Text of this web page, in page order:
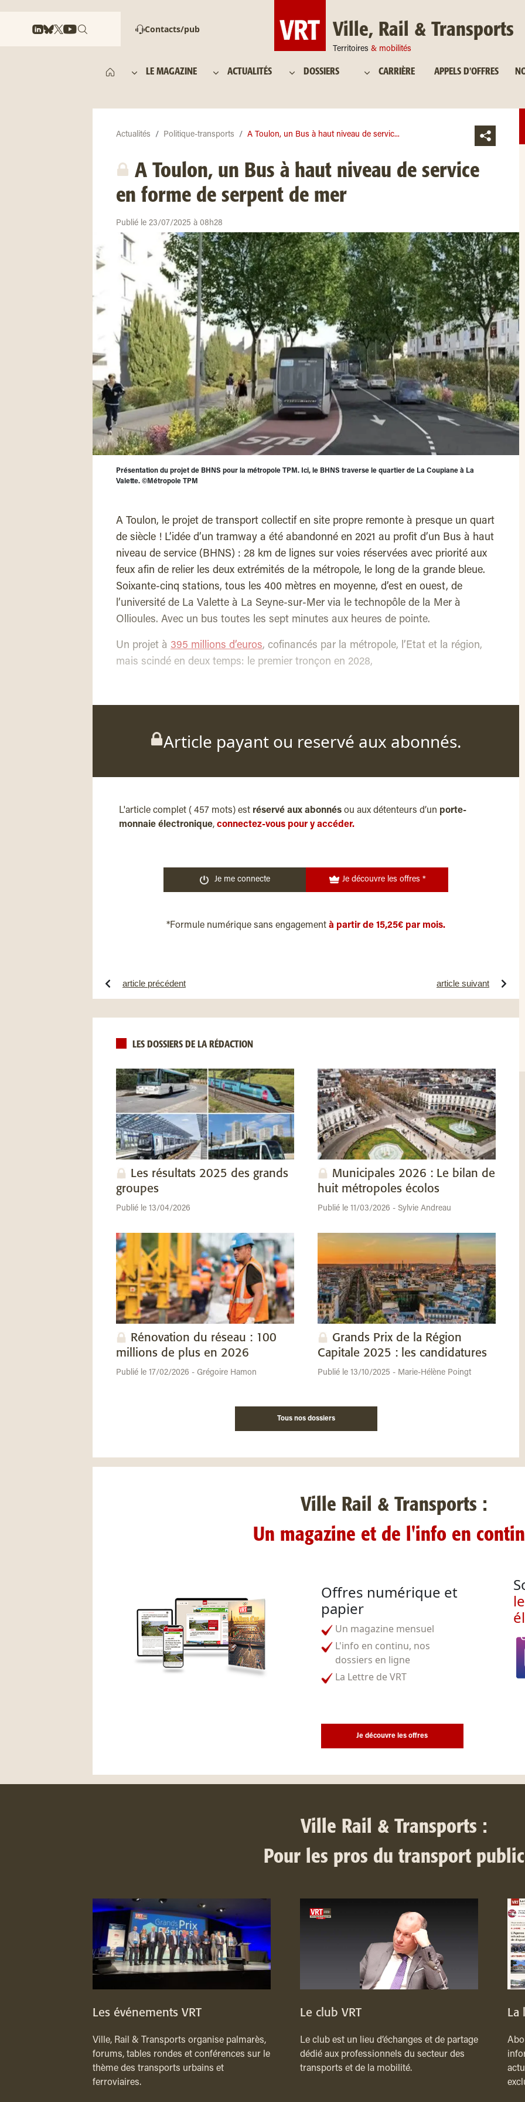
Contacts/pub Ville, Rail & Transports
Territoires & mobilités
LE MAGAZINE ACTUALITÉS DOSSIERS CARRIÈRE APPELS D'OFFRES
Actualités Politique-transports A Toulon, un Bus à haut niveau de servic...
A Toulon, un Bus à haut niveau de service
en forme de serpent de mer
Publié le 23/07/2025 à 08h28
Présentation du projet de BHNS pour la métropole TPM. Ici, le BHNS traverse le quartier de La Coupiane à La
Valette. ©Métropole TPM
A Toulon, le projet de transport collectif en site propre remonte à presque un quart
de siècle ! L’idée d’un tramway a été abandonné en 2021 au profit d’un Bus à haut
niveau de service (BHNS) : 28 km de lignes sur voies réservées avec priorité aux
feux afin de relier les deux extrémités de la métropole, le long de la grande bleue.
Soixante-cinq stations, tous les 400 mètres en moyenne, d’est en ouest, de
l’université de La Valette à La Seyne-sur-Mer via le technopôle de la Mer à
Ollioules. Avec un bus toutes les sept minutes aux heures de pointe.
Un projet à 395 millions d’euros, cofinancés par la métropole, l’Etat et la région,
mais scindé en deux temps: le premier tronçon en 2028,
Article payant ou reservé aux abonnés.
L'article complet ( 457 mots) est réservé aux abonnés ou aux détenteurs d’un porte-
monnaie électronique, connectez-vous pour y accéder.
Je me connecte Je découvre les offres *
*Formule numérique sans engagement à partir de 15,25€ par mois.
article précédent article suivant
LES DOSSIERS DE LA RÉDACTION
Les résultats 2025 des grands
groupes
Publié le 13/04/2026
Municipales 2026 : Le bilan de
huit métropoles écolos
Publié le 11/03/2026 - Sylvie Andreau
Rénovation du réseau : 100
millions de plus en 2026
Publié le 17/02/2026 - Grégoire Hamon
Grands Prix de la Région
Capitale 2025 : les candidatures
Publié le 13/10/2025 - Marie-Hélène Poingt
Tous nos dossiers
Ville Rail & Transports :
Un magazine et de l'info en
Offres numérique et
papier
Un magazine mensuel
L'info en continu, nos
dossiers en ligne
La Lettre de VRT
Je découvre les offres
Ville Rail & Transports :
Pour les pros du transport public
Les événements VRT
Ville, Rail & Transports organise palmarès,
forums, tables rondes et conférences sur le
thème des transports urbains et
ferroviaires.
Le club VRT
Le club est un lieu d’échanges et de partage
dédié aux professionnels du secteur des
transports et de la mobilité.
La